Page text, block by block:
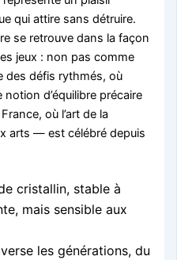
qui attire sans détruire.
se retrouve dans la façon
jeux : non pas comme
des défis rythmés, où
d’équilibre précaire
où l’art de la
arts — est célébré depuis
cristallin, stable à
mais sensible aux
les générations, du